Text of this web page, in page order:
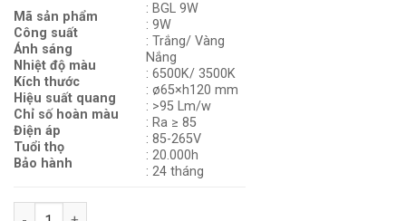
70.000 ₫.
tại
là:
Mã sản phẩm
Công suất
Ánh sáng
Nhiệt độ màu
Kích thước
Hiệu suất quang
Chỉ số hoàn màu
Điện áp
Tuổi thọ
Bảo hành
: BGL 9W
: 9W
: Trắng/ Vàng
Nắng
: 6500K/ 3500K
: ø65×h120 mm
: >95 Lm/w
: Ra ≥ 85
: 85-265V
: 20.000h
: 24 tháng
ĐÈN LED BUBL TRÒN BGL 9W số lượng